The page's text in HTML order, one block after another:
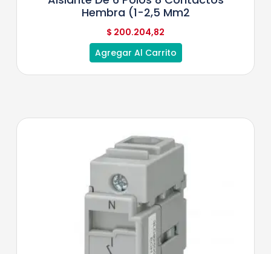
Hembra (1-2,5 Mm2
$ 200.204,82
Agregar Al Carrito